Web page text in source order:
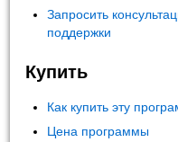
Запросить
поддержки
Купить
Как купить эту
Цена программы